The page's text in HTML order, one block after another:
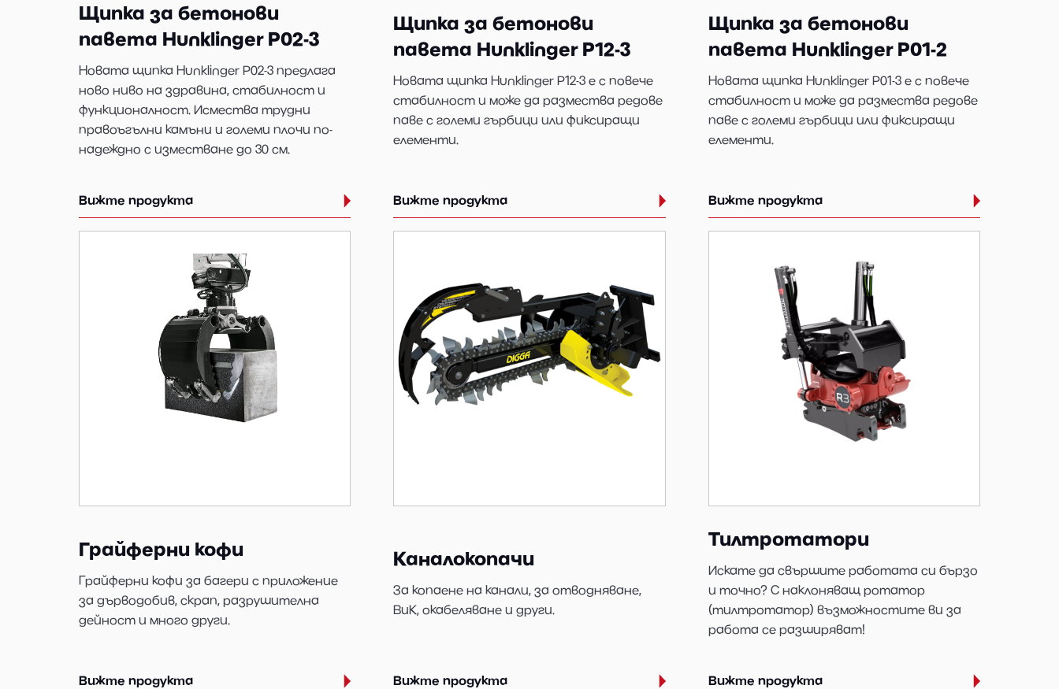
Щипка за бетонови
павета Hunklinger P02-3
Новата щипка Hunklinger P02-3 предлага
ново ниво на здравина, стабилност и
функционалност. Исмества трудни
правоъгълни камъни и големи плочи по-
надеждно с изместване до 30 см.
Вижте продукта
Щипка за бетонови
павета Hunklinger P12-3
Новата щипка Hunklinger P12-3 е с повече
стабилност и може да размества редове
паве с големи гърбици или фиксиращи
елементи.
Вижте продукта
Щипка за бетонови
павета Hunklinger P01-2
Новата щипка Hunklinger P01-3 е с повече
стабилност и може да размества редове
паве с големи гърбици или фиксиращи
елементи.
Вижте продукта
Грайферни кофи
Грайферни кофи за багери с приложение
за дърводобив, скрап, разрушителна
дейност и много други.
Вижте продукта
Каналокопачи
За копаене на канали, за отводняване,
ВиК, окабеляване и други.
Вижте продукта
Тилтротатори
Искате да свършите работата си бързо
и точно? С наклоняващ ротатор
(тилтротатор) възможностите ви за
работа се разширяват!
Вижте продукта